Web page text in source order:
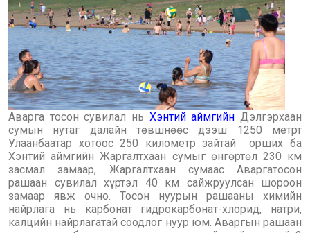
Аварга тосон сувилал нь Хэнтий аймгийн Дэлгэрхаан
сумын нутаг далайн төвшнөөс дээш 1250 метрт
Улаанбаатар хотоос 250 километр зайтай орших ба
Хэнтий аймгийн Жаргалтхаан сумыг өнгөртөл 230 км
засмал замаар, Жаргалтхаан сумаас Аваргатосон
рашаан сувилал хүртэл 40 км сайжруулсан шороон
замаар явж очно. Тосон нуурын рашааны химийн
найрлага нь карбонат гидрокарбонат-хлорид, натри,
калцийн найрлагатай соодлог нуур юм. Аваргын рашаан